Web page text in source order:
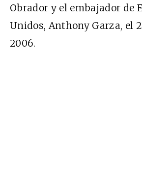
Obrador y el embajador de
Unidos, Anthony Garza, el
2006.